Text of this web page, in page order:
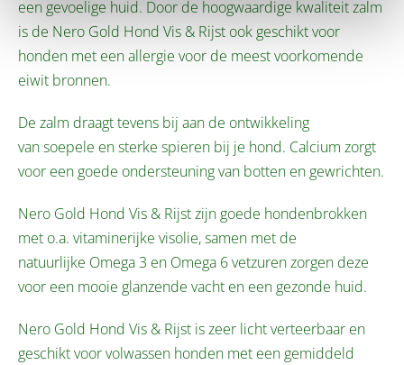
een gevoelige huid. Door de hoogwaardige kwaliteit zalm
is de Nero Gold Hond Vis & Rijst ook geschikt voor
honden met een allergie voor de meest voorkomende
eiwit bronnen.
De zalm draagt tevens bij aan de ontwikkeling
van soepele en sterke spieren bij je hond. Calcium zorgt
voor een goede ondersteuning van botten en gewrichten.
Nero Gold Hond Vis & Rijst zijn goede hondenbrokken
met o.a. vitaminerijke visolie, samen met de
natuurlijke Omega 3 en Omega 6 vetzuren zorgen deze
voor een mooie glanzende vacht en een gezonde huid.
Nero Gold Hond Vis & Rijst is zeer licht verteerbaar en
geschikt voor volwassen honden met een gemiddeld